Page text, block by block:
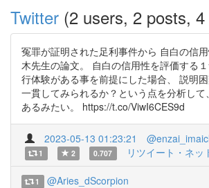
Twitter (2 users, 2 posts,
冤罪が証明された足利事件から 自白の信
木先生の論文。 自白の信用性を評価する
行体験がある事を前提にした場合、 説明
一貫してみられるか？という点を分析して
あるみたい。 https://t.co/ViwI6CES9d
2023-05-13 01:23:21
1 2 0.707 リツイート・ネッ
1 @Aries_dScorpion